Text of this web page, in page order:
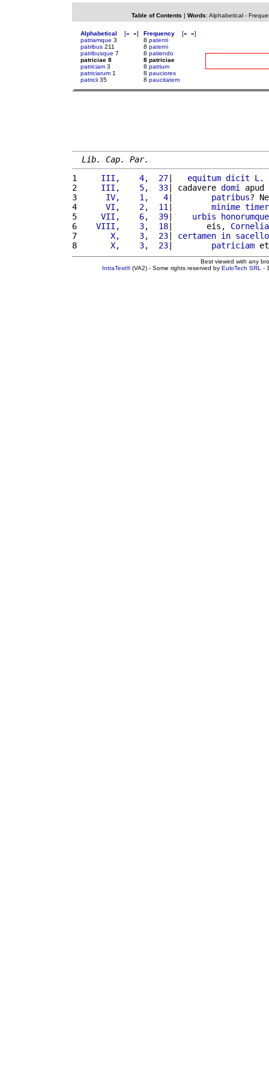
Table of Contents | Words: Alphabetical-
Alphabetical [« »]
patriamque 3
patribus 211
patribusque 7
patriciae 8
patriciam 3
patriciarum 1
patricii 35
Frequency [« »]
8 patenti
8 paterni
8 patiendo
8 patriciae
8 patrium
8 pauciores
8 paucitatem
Lib. Cap. Par.
1
    III,    4,  27
| equitum dicit L .
2
    III,    5,  33
| cadavere domi
apud
3
     IV,    1,   4
| patribus?
4
     VI,    2,  11
| minime
5
    VII,    6,  39
| urbis
honorumque
6
   VIII,    3,  18
|       eis, Cornelia
7
      X,    3,  23
| certamen in sacello
8
      X,    3,  23
| patriciam
Best viewed with any
IntraText®(VA2) - Some rights reserved by EuloTech SRL -